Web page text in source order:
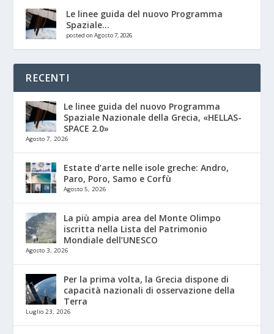
Le linee guida del nuovo Programma
Spaziale...
posted on Agosto 7, 2026
RECENTI
Le linee guida del nuovo Programma
Spaziale Nazionale della Grecia, «HELLAS-
SPACE 2.0»
Agosto 7, 2026
Estate d’arte nelle isole greche: Andro,
Paro, Poro, Samo e Corfù
Agosto 5, 2026
La più ampia area del Monte Olimpo
iscritta nella Lista del Patrimonio
Mondiale dell’UNESCO
Agosto 3, 2026
Per la prima volta, la Grecia dispone di
capacità nazionali di osservazione della
Terra
Luglio 23, 2026